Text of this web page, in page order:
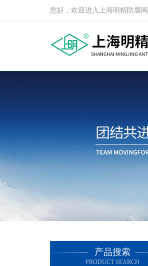
您好，欢迎进入上海明精防腐
产品搜索
PRODUCT SEARCH